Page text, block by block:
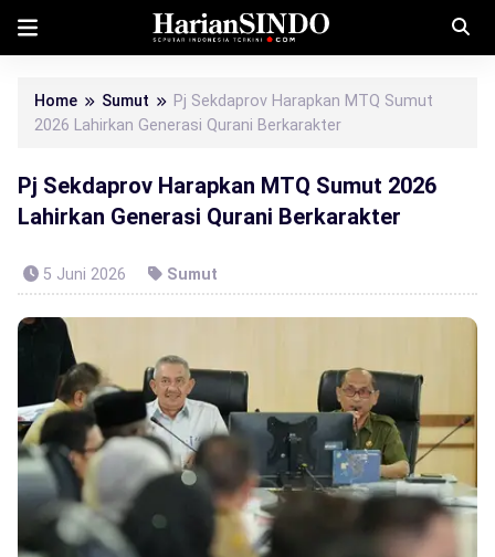
Home Sumut
Pj Sekdaprov Harapkan MTQ Sumut
2026 Lahirkan Generasi Qurani Berkarakter
Pj Sekdaprov Harapkan MTQ Sumut 2026
Lahirkan Generasi Qurani Berkarakter
5 Juni 2026 Sumut